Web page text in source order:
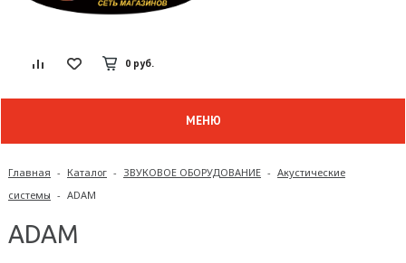
0 руб.
МЕНЮ
Главная - Каталог - ЗВУКОВОЕ ОБОРУДОВАНИЕ - Акустические
системы - ADAM
ADAM